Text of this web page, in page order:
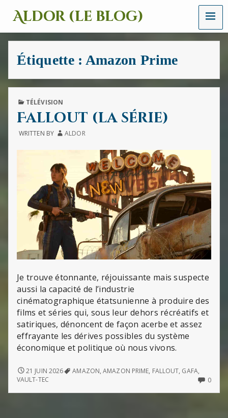
Aldor (le blog)
Un
site
avec
des
des
images
et
des
sons
MENU
Étiquette : Amazon Prime
PUBLISHED
TÉLÉVISION
Fallout (la série)
WRITTEN BY ALDOR
Je trouve étonnante, réjouissante mais suspecte
aussi la capacité de l’industrie
cinématographique étatsunienne à produire des
films et séries qui, sous leur dehors récréatifs et
satiriques, dénoncent de façon acerbe et assez
effrayante les dérives possibles du système
économique et politique où nous vivons.
FALLOUT
(LA
21 JUIN 2026 AMAZON,AMAZON PRIME, FALLOUT, GAFA,
VAULT-TEC
0NO